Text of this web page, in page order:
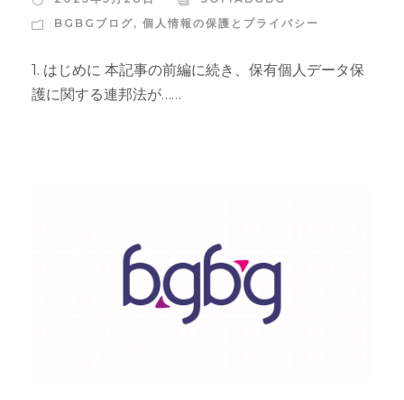
BGBGブログ, 個人情報の保護とプライバシー
1. はじめに 本記事の前編に続き、保有個人データ保
護に関する連邦法が……